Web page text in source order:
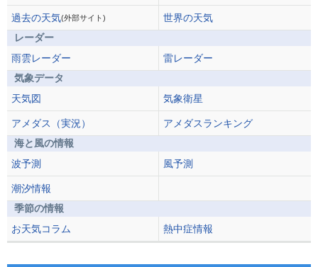
過去の天気(外部サイト)
世界の天気
レーダー
雨雲レーダー
雷レーダー
気象データ
天気図
気象衛星
アメダス（実況）
アメダスランキング
海と風の情報
波予測
風予測
潮汐情報
季節の情報
お天気コラム
熱中症情報